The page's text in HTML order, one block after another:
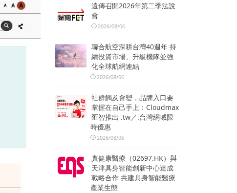
遠傳召開2026年第二季法說
會
2026/08/06
聯合航空深耕台灣40週年 持
續投資市場、升級機隊並強
化全球航網連結
2026/08/06
社群觸及會變，品牌入口要
掌握在自己手上：Cloudmax
匯智推出 .tw／.台灣網域限
時優惠
2026/08/06
真健康醫療（02697.HK）與
天津具身智能創新中心達成
戰略合作 共建具身智能醫療
產業生態